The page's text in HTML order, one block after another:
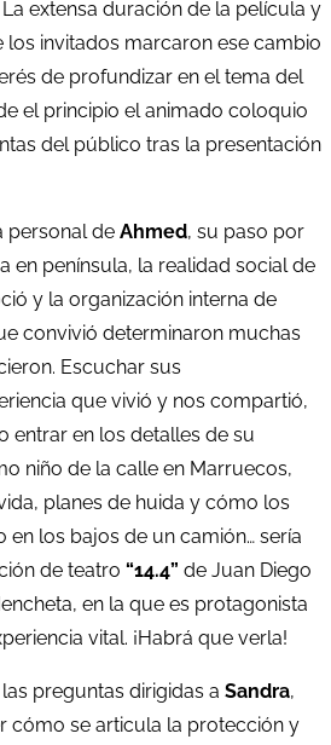
La extensa duración de la película y
los invitados marcaron ese cambio
de profundizar en el tema del
el principio el animado coloquio
del público tras la presentación
personal de Ahmed, su paso por
en península, la realidad social de
y la organización interna de
convivió determinaron muchas
Escuchar sus
que vivió y nos compartió,
entrar en los detalles de su
niño de la calle en Marruecos,
planes de huida y cómo los
en los bajos de un camión… sería
de teatro “14.4” de Juan Diego
en la que es protagonista
vital. ¡Habrá que verla!
preguntas dirigidas a Sandra,
cómo se articula la protección y